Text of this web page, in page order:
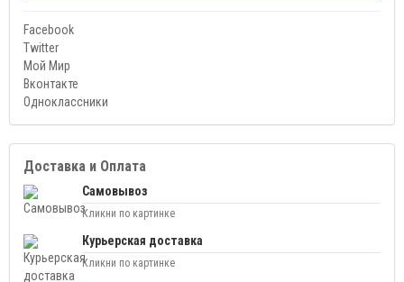
Facebook
Twitter
Мой Мир
Вконтакте
Одноклассники
Доставка и Оплата
Самовывоз
Кликни по картинке
Курьерская доставка
Кликни по картинке